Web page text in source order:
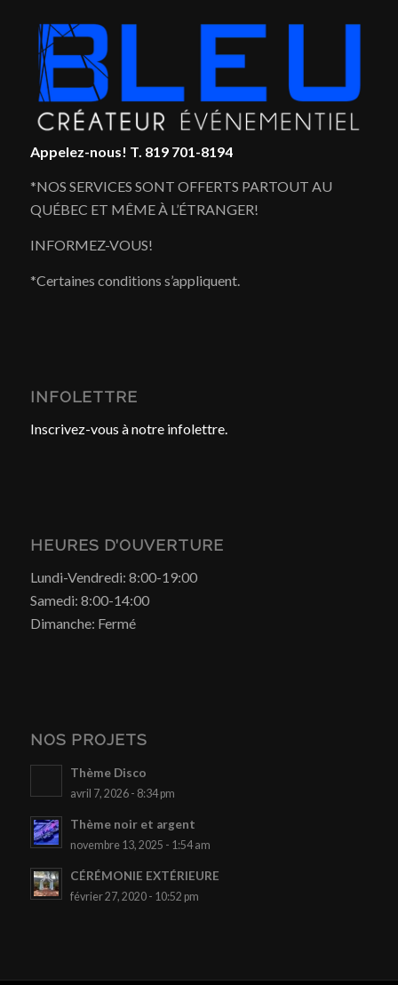
Appelez-nous! T. 819 701-8194
*NOS SERVICES SONT OFFERTS PARTOUT AU
QUÉBEC ET MÊME À L’ÉTRANGER!
INFORMEZ-VOUS!
*Certaines conditions s’appliquent.
INFOLETTRE
Inscrivez-vous à notre infolettre.
HEURES D’OUVERTURE
Lundi-Vendredi: 8:00-19:00
Samedi: 8:00-14:00
Dimanche: Fermé
NOS PROJETS
Thème Disco
avril 7, 2026 - 8:34 pm
Thème noir et argent
novembre 13, 2025 - 1:54 am
CÉRÉMONIE EXTÉRIEURE
février 27, 2020 - 10:52 pm